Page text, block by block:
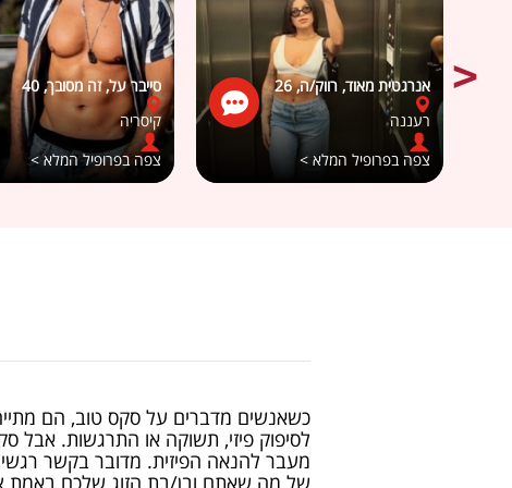
סייבר על, זה מסובך, 40
קיסריה
צפה בפרופיל המלא >
אנרגטית מאוד, רווק/ה, 26
רעננה
צפה בפרופיל המלא >
כשאנשים מדברים על סקס טוב, הם
לסיפוק פיזי, תשוקה או התרגשות. אבל
מעבר להנאה הפיזית. מדובר בקשר